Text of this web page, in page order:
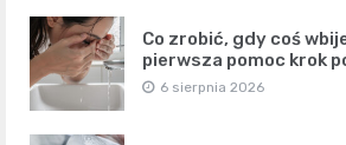
Co zrobić, gdy coś
pierwsza pomoc krok
6 sierpnia 2026